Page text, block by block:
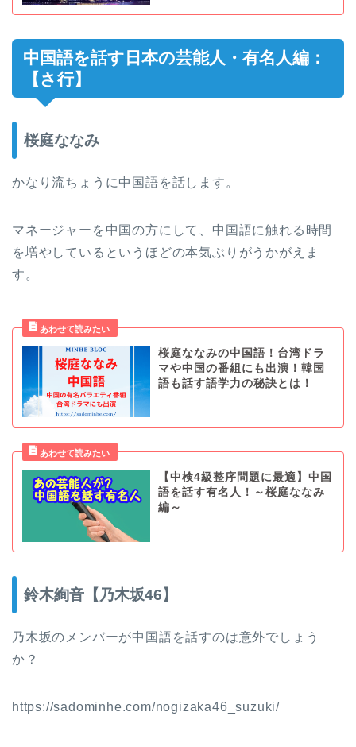
中国語を話す日本の芸能人・有名人編：
【さ行】
桜庭ななみ
かなり流ちょうに中国語を話します。
マネージャーを中国の方にして、中国語に触れる時間
を増やしているというほどの本気ぶりがうかがえま
す。
桜庭ななみの中国語！台湾ドラ
マや中国の番組にも出演！韓国
語も話す語学力の秘訣とは！
【中検4級整序問題に最適】中国
語を話す有名人！～桜庭ななみ
編～
鈴木絢音【乃木坂46】
乃木坂のメンバーが中国語を話すのは意外でしょう
か？
https://sadominhe.com/nogizaka46_suzuki/